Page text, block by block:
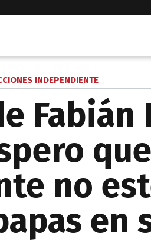
INDEPENDIENTE
Fabián
que
no
en